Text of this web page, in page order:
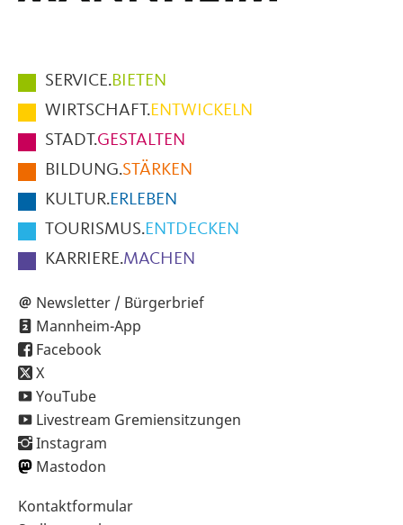
Hauptmenüpunkte
im
Fußbereich
der
Seite
SERVICE.BIETEN
WIRTSCHAFT.ENTWICKELN
STADT.GESTALTEN
BILDUNG.STÄRKEN
KULTUR.ERLEBEN
TOURISMUS.ENTDECKEN
KARRIERE.MACHEN
Newsletter / Bürgerbrief
Mannheim-App
Facebook
X
YouTube
Livestream Gremiensitzungen
Instagram
Mastodon
Sekundärnavigation
Kontaktformular